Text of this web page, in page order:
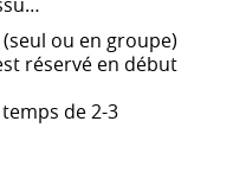
ou en groupe)
réservé en début
de 2-3